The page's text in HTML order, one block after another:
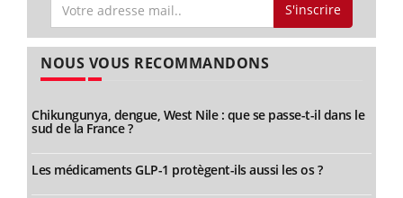
S'inscrire
NOUS VOUS RECOMMANDONS
Chikungunya, dengue, West Nile : que se passe-t-il dans le
sud de la France ?
Les médicaments GLP-1 protègent-ils aussi les os ?